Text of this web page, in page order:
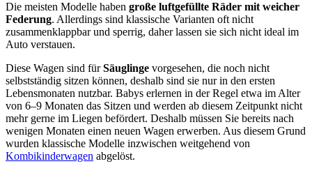
Die meisten Modelle haben große luftgefüllte Räder mit weicher
Federung. Allerdings sind klassische Varianten oft nicht
zusammenklappbar und sperrig, daher lassen sie sich nicht ideal im
Auto verstauen.
Diese Wagen sind fürSäuglinge vorgesehen, die noch nicht
selbstständig sitzen können, deshalb sind sie nur in den ersten
Lebensmonaten nutzbar. Babys erlernen in der Regel etwa im Alter
von 6–9 Monaten das Sitzen und werden ab diesem Zeitpunkt nicht
mehr gerne im Liegen befördert. Deshalb müssen Sie bereits nach
wenigen Monaten einen neuen Wagen erwerben. Aus diesem Grund
wurden klassische Modelle inzwischen weitgehend von
Kombikinderwagen abgelöst.